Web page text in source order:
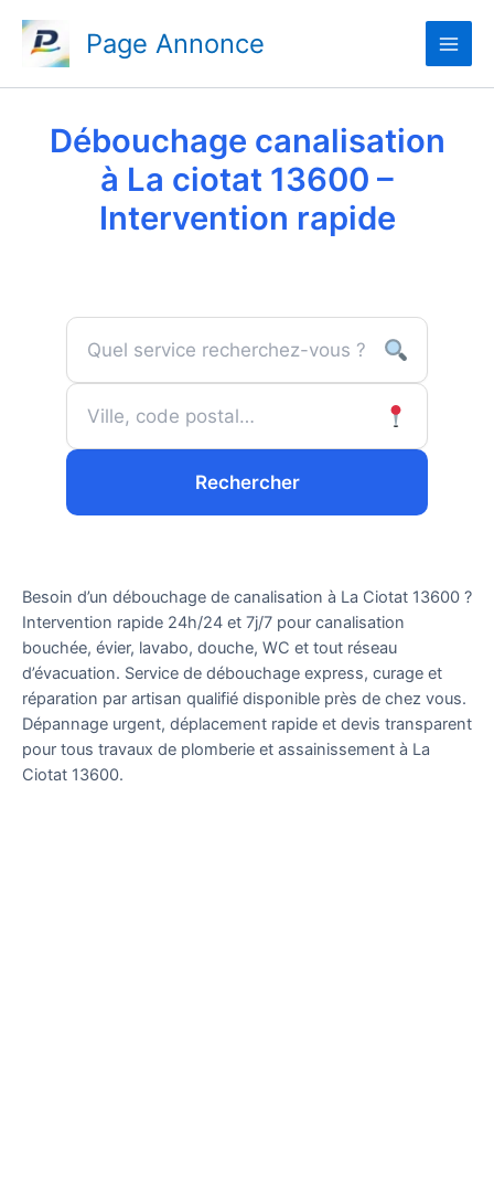
contenu
Page Annonce
Débouchage canalisation
à La ciotat 13600 –
Intervention rapide
Rechercher
Besoin d’un débouchage de canalisation à La Ciotat 13600 ?
Intervention rapide 24h/24 et 7j/7 pour canalisation
bouchée, évier, lavabo, douche, WC et tout réseau
d’évacuation. Service de débouchage express, curage et
réparation par artisan qualifié disponible près de chez vous.
Dépannage urgent, déplacement rapide et devis transparent
pour tous travaux de plomberie et assainissement à La
Ciotat 13600.